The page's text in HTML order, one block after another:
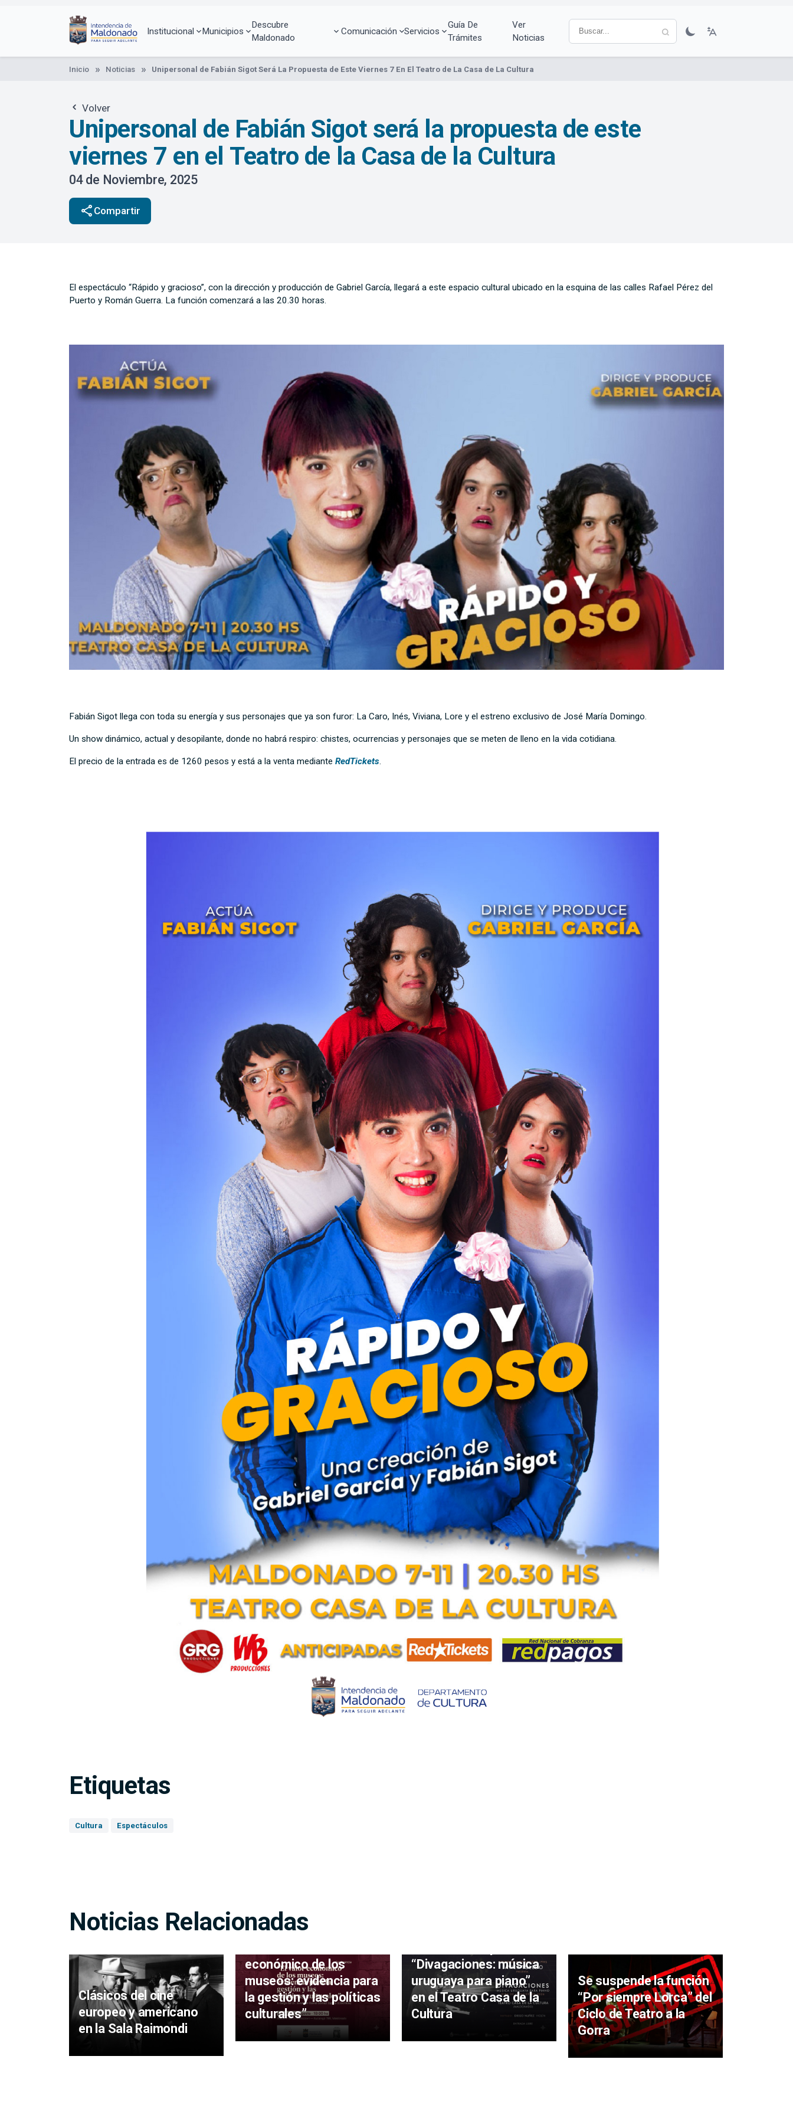
Institucional Municipios
Descubre
Maldonado
Comunicación Servicios
Guía De
Trámites
Ver
Noticias
Inicio Noticias Unipersonal de Fabián Sigot Será La Propuesta de Este Viernes 7 En El Teatro de La Casa de La Cultura
Volver
Unipersonal de Fabián Sigot será la propuesta de este
viernes 7 en el Teatro de la Casa de la Cultura
04 de Noviembre, 2025
share Compartir
El espectáculo “Rápido y gracioso”, con la dirección y producción de Gabriel García, llegará a este espacio cultural ubicado en la esquina de las calles Rafael Pérez del
Puerto y Román Guerra. La función comenzará a las 20.30 horas.
Fabián Sigot llega con toda su energía y sus personajes que ya son furor: La Caro, Inés, Viviana, Lore y el estreno exclusivo de José María Domingo.
Un show dinámico, actual y desopilante, donde no habrá respiro: chistes, ocurrencias y personajes que se meten de lleno en la vida cotidiana.
El precio de la entrada es de 1260 pesos y está a la venta mediante RedTickets.
Etiquetas
Cultura Espectáculos
Noticias Relacionadas
Clásicos del cine
europeo y americano
en la Sala Raimondi
Museo Mazzoni recibirá
económico de los
museos: evidencia para
la gestión y las políticas
culturales”
“Divagaciones: música
uruguaya para piano”
en el Teatro Casa de la
Cultura
Se suspende la función
“Por siempre Lorca” del
Ciclo de Teatro a la
Gorra